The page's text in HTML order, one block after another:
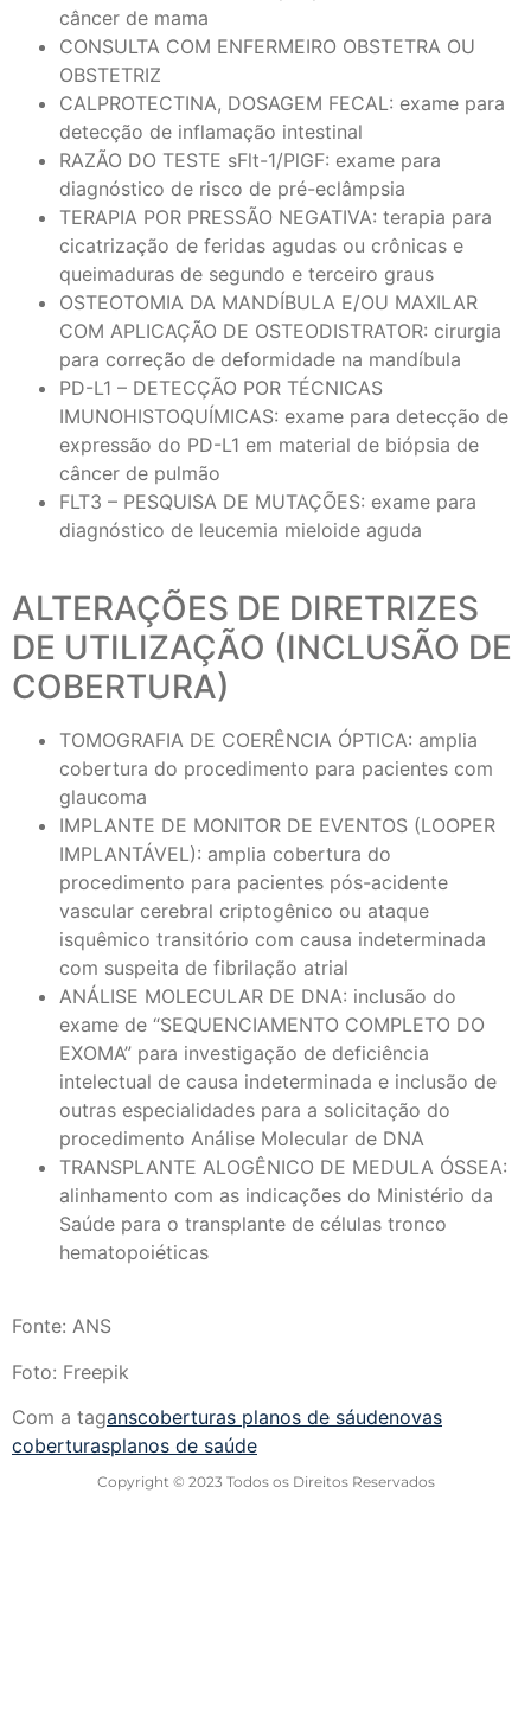
câncer de mama
CONSULTA COM ENFERMEIRO OBSTETRA OU
OBSTETRIZ
CALPROTECTINA, DOSAGEM FECAL: exame para
detecção de inflamação intestinal
RAZÃO DO TESTE sFlt-1/PlGF: exame para
diagnóstico de risco de pré-eclâmpsia
TERAPIA POR PRESSÃO NEGATIVA: terapia para
cicatrização de feridas agudas ou crônicas e
queimaduras de segundo e terceiro graus
OSTEOTOMIA DA MANDÍBULA E/OU MAXILAR
COM APLICAÇÃO DE OSTEODISTRATOR: cirurgia
para correção de deformidade na mandíbula
PD-L1 – DETECÇÃO POR TÉCNICAS
IMUNOHISTOQUÍMICAS: exame para detecção de
expressão do PD-L1 em material de biópsia de
câncer de pulmão
FLT3 – PESQUISA DE MUTAÇÕES: exame para
diagnóstico de leucemia mieloide aguda
ALTERAÇÕES DE DIRETRIZES
DE UTILIZAÇÃO (INCLUSÃO DE
COBERTURA)
TOMOGRAFIA DE COERÊNCIA ÓPTICA: amplia
cobertura do procedimento para pacientes com
glaucoma
IMPLANTE DE MONITOR DE EVENTOS (LOOPER
IMPLANTÁVEL): amplia cobertura do
procedimento para pacientes pós-acidente
vascular cerebral criptogênico ou ataque
isquêmico transitório com causa indeterminada
com suspeita de fibrilação atrial
ANÁLISE MOLECULAR DE DNA: inclusão do
exame de “SEQUENCIAMENTO COMPLETO DO
EXOMA” para investigação de deficiência
intelectual de causa indeterminada e inclusão de
outras especialidades para a solicitação do
procedimento Análise Molecular de DNA
TRANSPLANTE ALOGÊNICO DE MEDULA ÓSSEA:
alinhamento com as indicações do Ministério da
Saúde para o transplante de células tronco
hematopoiéticas
Fonte: ANS
Foto: Freepik
Com a taganscoberturas planos de sáudenovas
coberturasplanos de saúde
Copyright © 2023 Todos os Direitos Reservados